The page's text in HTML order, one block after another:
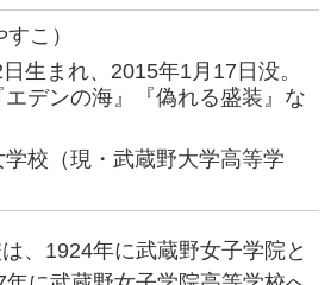
すこ）
生まれ、2015年1月17日没。
デンの海』『偽れる盛装』な
校（現・武蔵野大学高等学
、1924年に武蔵野女子学院と